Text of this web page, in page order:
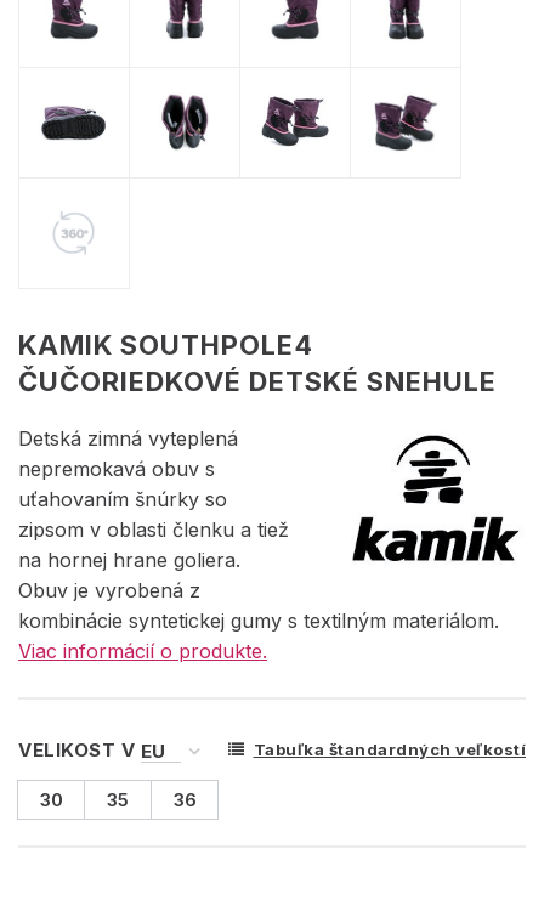
KAMIK SOUTHPOLE4
ČUČORIEDKOVÉ DETSKÉ SNEHULE
Detská zimná vyteplená
nepremokavá obuv s
uťahovaním šnúrky so
zipsom v oblasti členku a tiež
na hornej hrane goliera.
Obuv je vyrobená z
kombinácie syntetickej gumy s textilným materiálom.
Viac informácií o produkte.
VELIKOST V Tabuľka štandardných veľkostí
30 35 36